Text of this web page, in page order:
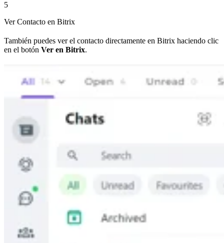
5
Ver Contacto en Bitrix
También puedes ver el contacto directamente en Bitrix haciendo clic
en el botón Ver en Bitrix.